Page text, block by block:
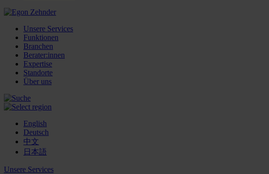
Unsere Services
Funktionen
Branchen
Berater:innen
Expertise
Standorte
Über uns
English
Deutsch
中文
日本語
Unsere Services